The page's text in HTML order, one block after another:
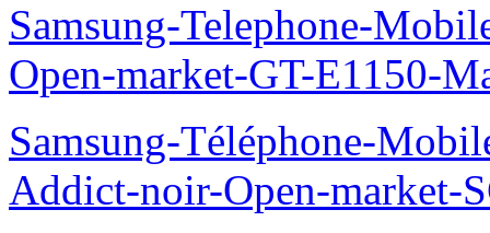
Samsung-Telephone-
Open-market-GT-E1150-
Samsung-Téléphone-
Addict-noir-Open-market-